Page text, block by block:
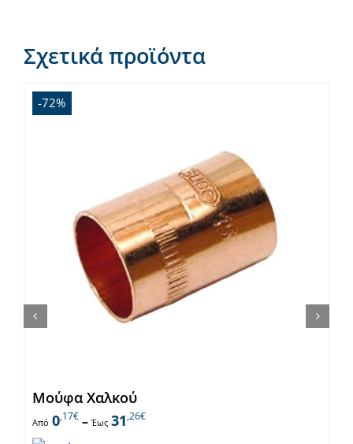
Σχετικά προϊόντα
-72%
Μούφα Χαλκού
Από 0,17€– Έως 31,26€